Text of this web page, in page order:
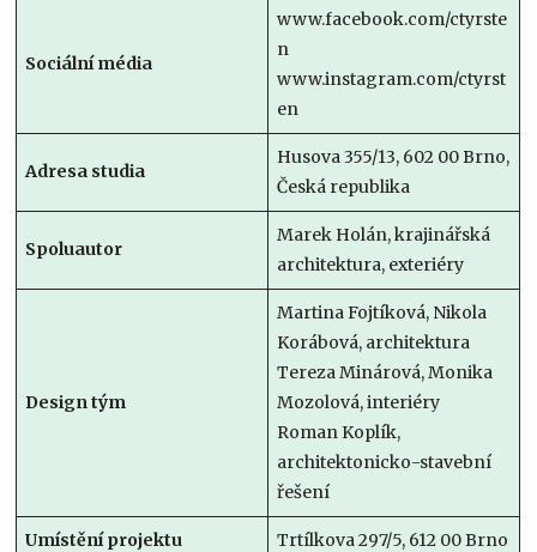
Sociální média
www.facebook.com/ctyrste
n
www.instagram.com/ctyrst
en
Adresa studia
Husova 355/13, 602 00 Brno,
Česká republika
Spoluautor
Marek Holán, krajinářská
architektura, exteriéry
Design tým
Martina Fojtíková, Nikola
Korábová, architektura
Tereza Minárová, Monika
Mozolová, interiéry
Roman Koplík,
architektonicko-stavební
řešení
Umístění projektu Trtílkova 297/5, 612 00 Brno